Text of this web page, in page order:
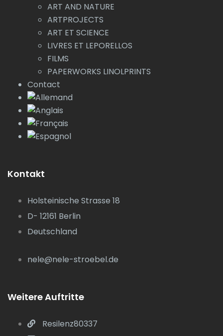
ART AND NATURE
ARTPROJECTS
ART ET SCIENCE
LIVRES ET LEPORELLOS
FILMS
PAPERWORKS LINOLPRINTS
Contact
Kontakt
Holsteinische Strasse 18
D- 12161 Berlin
Deutschland
nele@nele-stroebel.de
Weitere Auftritte
Resilenz80337